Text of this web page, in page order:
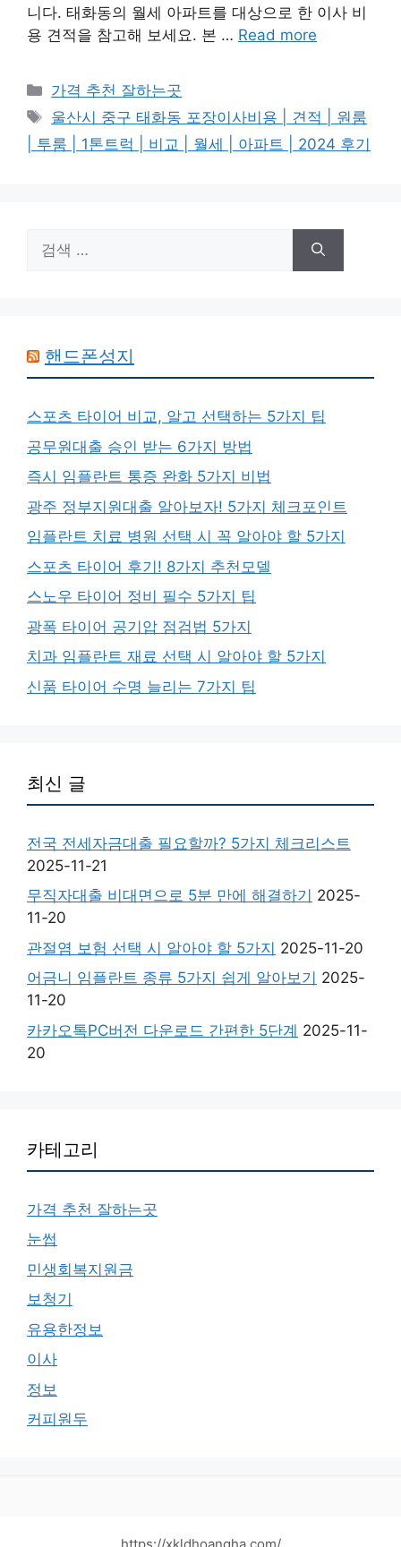
니다. 태화동의 월세 아파트를 대상으로 한 이사 비
용 견적을 참고해 보세요. 본 … Read more
카
테
리
가격 추천 잘하는곳
태
그
울산시 중구 태화동 포장이사비용 | 견적 | 원룸
| 투룸 | 1톤트럭 | 비교 | 월세 | 아파트 | 2024 후기
색:
핸드폰성지
스포츠 타이어 비교, 알고 선택하는 5가지 팁
공무원대출 승인 받는 6가지 방법
즉시 임플란트 통증 완화 5가지 비법
광주 정부지원대출 알아보자! 5가지 체크포인트
임플란트 치료 병원 선택 시 꼭 알아야 할 5가지
스포츠 타이어 후기! 8가지 추천모델
스노우 타이어 정비 필수 5가지 팁
광폭 타이어 공기압 점검법 5가지
치과 임플란트 재료 선택 시 알아야 할 5가지
신품 타이어 수명 늘리는 7가지 팁
최신 글
전국 전세자금대출 필요할까? 5가지 체크리스트
2025-11-21
무직자대출 비대면으로 5분 만에 해결하기 2025-
11-20
관절염 보험 선택 시 알아야 할 5가지 2025-11-20
어금니 임플란트 종류 5가지 쉽게 알아보기 2025-
11-20
카카오톡PC버전 다운로드 간편한 5단계 2025-11-
20
카테고리
가격 추천 잘하는곳
눈썹
민생회복지원금
보청기
유용한정보
이사
정보
커피원두